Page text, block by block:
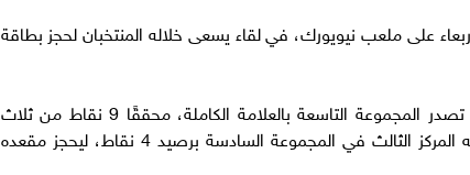
على ملعب نيويورك، في لقاء يسعى خلاله المنتخبان لحجز بطاقة
وكان المنتخب الفرنسي قد تأهل إلى دور الـ32 بعدما تصدر المجموعة التاسعة بالعلامة الكاملة، محققًا 9 نقاط من ثلاث
مباريات، فيما بلغ منتخب السويد هذا الدور بعد احتلاله المركز الثالث في المجموعة السادسة برصيد 4 نقاط، ليحجز مقعده